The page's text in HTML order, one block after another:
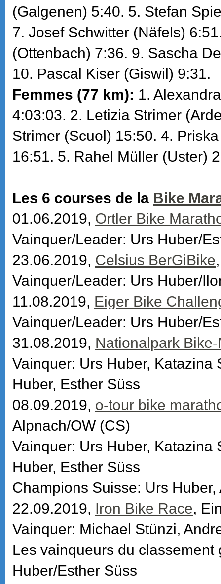
(Galgenen) 5:40. 5. Stefan
7. Josef Schwitter (Näfels)
(Ottenbach) 7:36. 9. Sascha
10. Pascal Kiser (Giswil) 9:31.
Femmes (77 km): 1.
4:03:03. 2. Letizia Strimer
Strimer (Scuol) 15:50. 4.
16:51. 5. Rahel Müller (Uster)
Les 6 courses de la Bike
01.06.2019, Ortler Bike
Vainquer/Leader: Urs Huber/
23.06.2019, Celsius BerGiBike
Vainquer/Leader: Urs Huber/
11.08.2019, Eiger Bike
Vainquer/Leader: Urs Huber/
31.08.2019, Nationalpark
Vainquer: Urs Huber, Katazina
Huber, Esther Süss
08.09.2019, o-tour bike
Alpnach/OW (CS)
Vainquer: Urs Huber, Katazina
Huber, Esther Süss
Champions Suisse: Urs Huber,
22.09.2019, Iron Bike Race,
Vainquer: Michael Stünzi,
Les vainqueurs du classement
Huber/Esther Süss